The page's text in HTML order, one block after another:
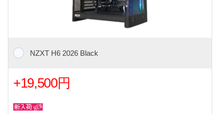
NZXT H6 2026 Black
+19,500円